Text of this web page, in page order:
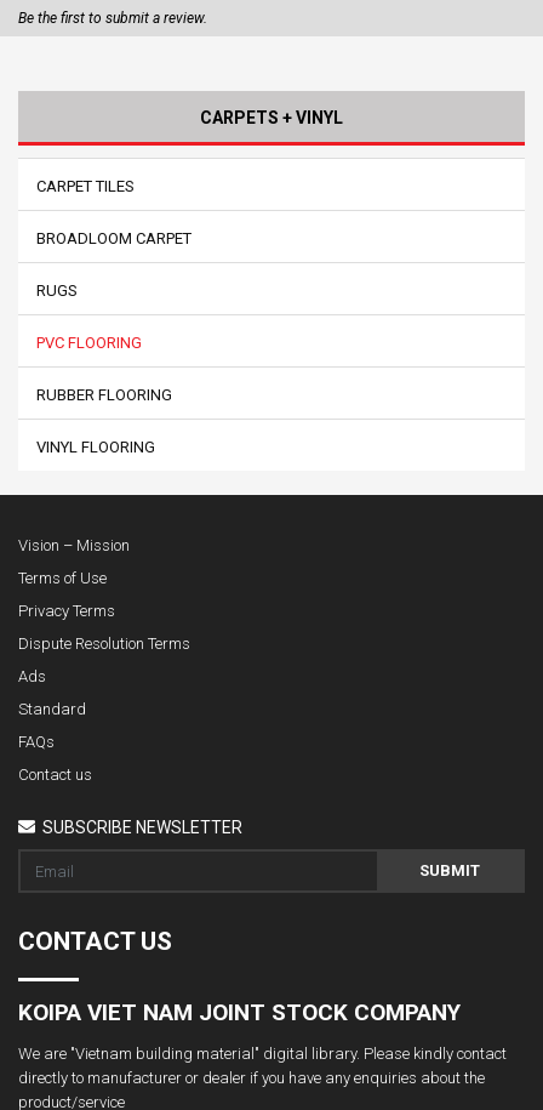
Be the first to submit a review.
CARPETS + VINYL
CARPET TILES
BROADLOOM CARPET
RUGS
PVC FLOORING
RUBBER FLOORING
VINYL FLOORING
Vision – Mission
Terms of Use
Privacy Terms
Dispute Resolution Terms
Ads
Standard
FAQs
Contact us
SUBSCRIBE NEWSLETTER
SUBMIT
CONTACT US
KOIPA VIET NAM JOINT STOCK COMPANY
We are "Vietnam building material" digital library. Please kindly contact
directly to manufacturer or dealer if you have any enquiries about the
product/service